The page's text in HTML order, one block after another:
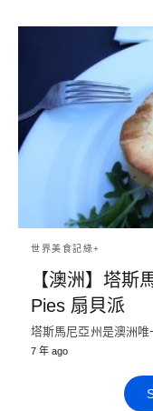
世界美食記綠+
【澳洲】塔
Pies 扇貝派
塔斯馬尼亞州是澳洲唯
7 年 ago